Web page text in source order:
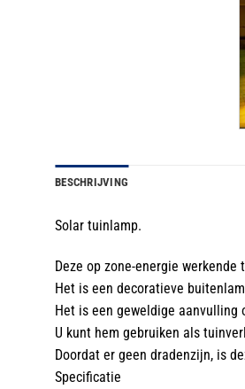
BESCHRIJVING
Solar tuinlamp.
Deze op zone-energie
Het is een decoratieve
Het is een geweldige aanvulling
U kunt hem gebruiken als
Doordat er geen dradenzijn, is
Specificatie